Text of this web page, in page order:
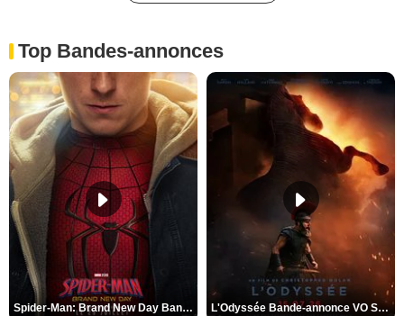
Top Bandes-annonces
Spider-Man: Brand New Day Bande-annonce VO STFR L'Odyssée Bande-annonce VO STFR